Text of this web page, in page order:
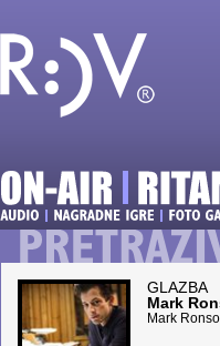
GLAZBA
Mark
Mark